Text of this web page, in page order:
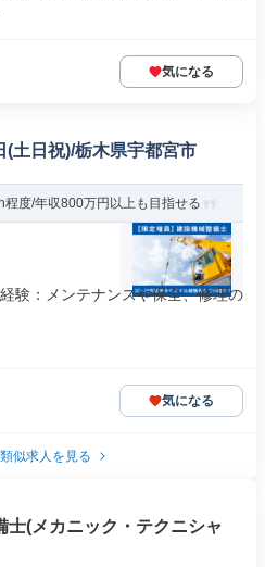
気になる
土日祝)/栃木県宇都宮市
度/年収800万円以上も目指せる
験：メンテナンスや保全、修理の
気になる
似求人を見る
士(メカニック・テクニシャ